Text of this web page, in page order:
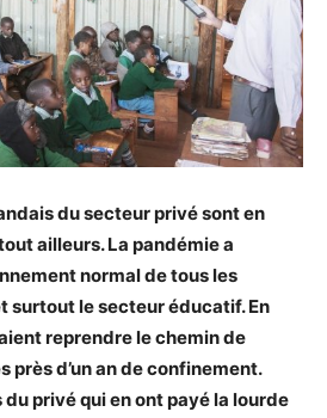
du secteur privé sont en
ailleurs. La pandémie a
normal de tous les
surtout le secteur éducatif. En
reprendre le chemin de
près d’un an de confinement.
privé qui en ont payé la lourde